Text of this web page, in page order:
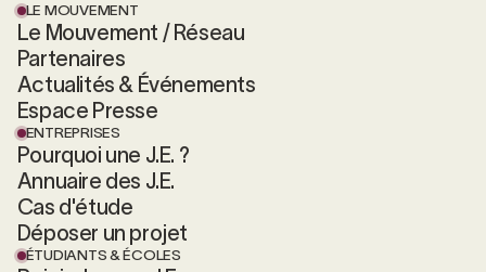
LE MOUVEMENT
Le Mouvement / Réseau
Partenaires
Actualités & Événements
Espace Presse
ENTREPRISES
Pourquoi une J.E. ?
Annuaire des J.E.
Cas d'étude
Déposer un projet
ÉTUDIANTS & ÉCOLES